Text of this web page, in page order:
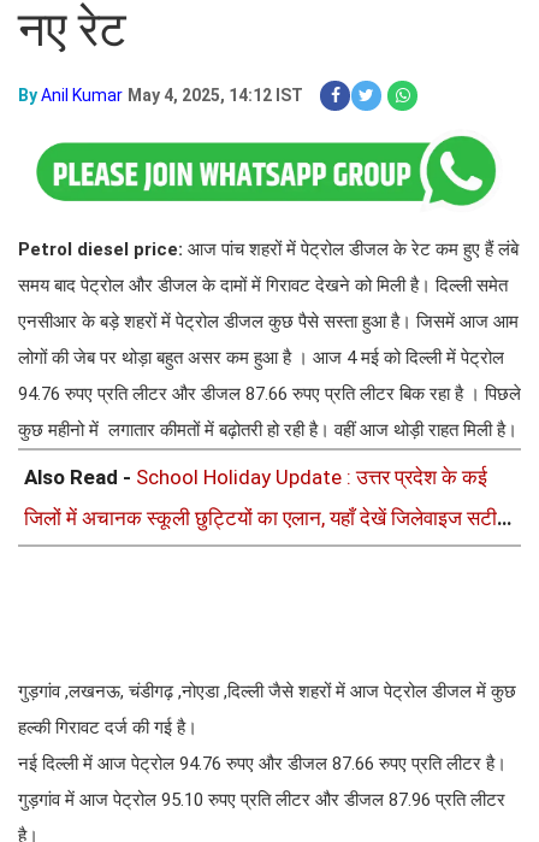
नए रेट
ByAnil Kumar May 4, 2025, 14:12 IST
Petrol diesel price: आज पांच शहरों में पेट्रोल डीजल के रेट कम हुए हैं लंबे
समय बाद पेट्रोल और डीजल के दामों में गिरावट देखने को मिली है। दिल्ली समेत
एनसीआर के बड़े शहरों में पेट्रोल डीजल कुछ पैसे सस्ता हुआ है। जिसमें आज आम
लोगों की जेब पर थोड़ा बहुत असर कम हुआ है । आज 4 मई को दिल्ली में पेट्रोल
94.76 रुपए प्रति लीटर और डीजल 87.66 रुपए प्रति लीटर बिक रहा है । पिछले
कुछ महीनो में लगातार कीमतों में बढ़ोतरी हो रही है। वहीं आज थोड़ी राहत मिली है।
Also Read - School Holiday Update : उत्तर प्रदेश के कई
जिलों में अचानक स्कूली छुट्टियों का एलान, यहाँ देखें जिलेवाइज सटीक
गुड़गांव ,लखनऊ, चंडीगढ़ ,नोएडा ,दिल्ली जैसे शहरों में आज पेट्रोल डीजल में कुछ
हल्की गिरावट दर्ज की गई है।
नई दिल्ली में आज पेट्रोल 94.76 रुपए और डीजल 87.66 रुपए प्रति लीटर है।
गुड़गांव में आज पेट्रोल 95.10 रुपए प्रति लीटर और डीजल 87.96 प्रति लीटर
है।